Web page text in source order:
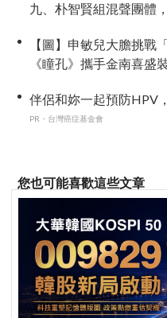
九、朴智賢組混聲團體
【圖】申敏兒大膽挑戰
《瞳孔》攜手金南喜盛
伴侶和妳一起預防HPV
PR・台灣癌症基金會
您也可能喜歡這些文章